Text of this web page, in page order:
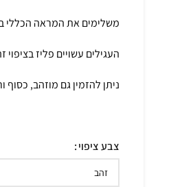
משלימים את המראה הכללי
העגילים עשויים פליז
ניתן להזמין גם מוזהב, כסוף
צבע ציפוי